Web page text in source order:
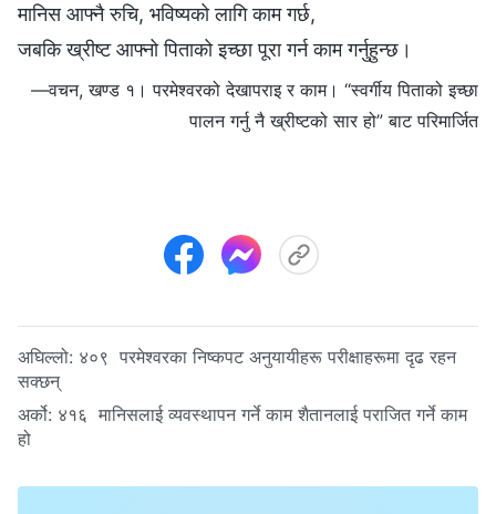
मानिस आफ्नै रुचि, भविष्यको लागि काम गर्छ,
जबकि ख्रीष्ट आफ्नो पिताको इच्छा पूरा गर्न काम गर्नुहुन्छ।
—वचन, खण्ड १। परमेश्‍वरको देखापराइ र काम। “स्वर्गीय पिताको इच्छा
पालन गर्नु नै ख्रीष्‍टको सार हो” बाट परिमार्जित
अघिल्लो: ४०९ परमेश्‍वरका निष्कपट अनुयायीहरू परीक्षाहरूमा दृढ रहन
सक्छन्
अर्को: ४१६ मानिसलाई व्यवस्थापन गर्ने काम शैतानलाई पराजित गर्ने काम
हो